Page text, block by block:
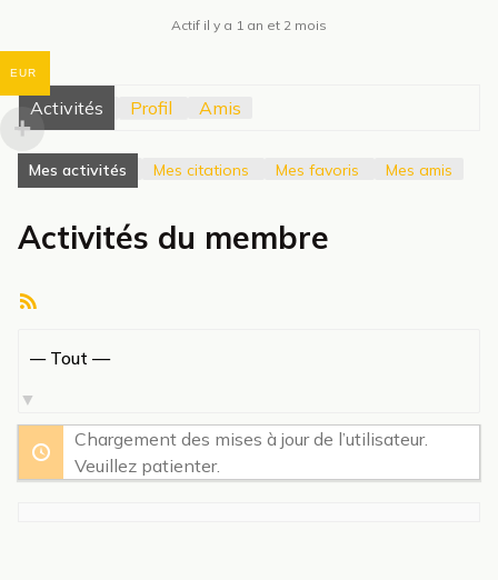
Actif il y a 1 an et 2 mois
Activités Profil Amis
Mes activités Mes citations Mes favoris Mes amis
Activités du membre
par
activité:
Chargement des mises à jour de l’utilisateur.
Veuillez patienter.
EUR